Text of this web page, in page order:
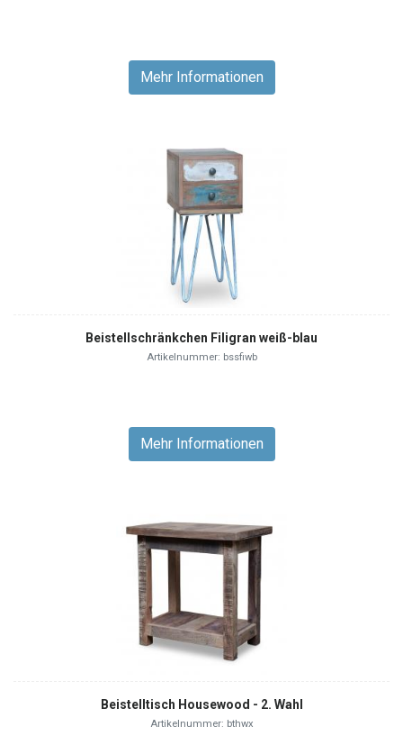
Mehr Informationen
Beistellschränkchen Filigran weiß-blau
Artikelnummer: bssfiwb
Mehr Informationen
Beistelltisch Housewood - 2. Wahl
Artikelnummer: bthwx